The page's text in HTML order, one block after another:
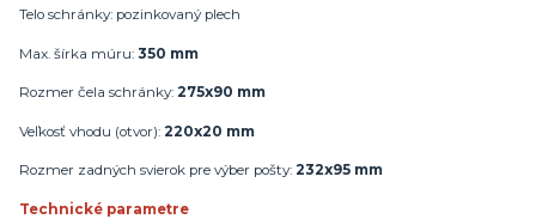
Telo schránky: pozinkovaný plech
Max. šírka múru: 350 mm
Rozmer čela schránky: 275x90 mm
Veľkosť vhodu (otvor): 220x20 mm
Rozmer zadných svierok pre výber pošty: 232x95 mm
Technické parametre